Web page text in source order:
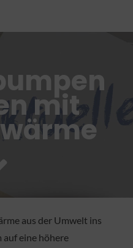
mit
aus der Umwelt ins
auf eine höhere